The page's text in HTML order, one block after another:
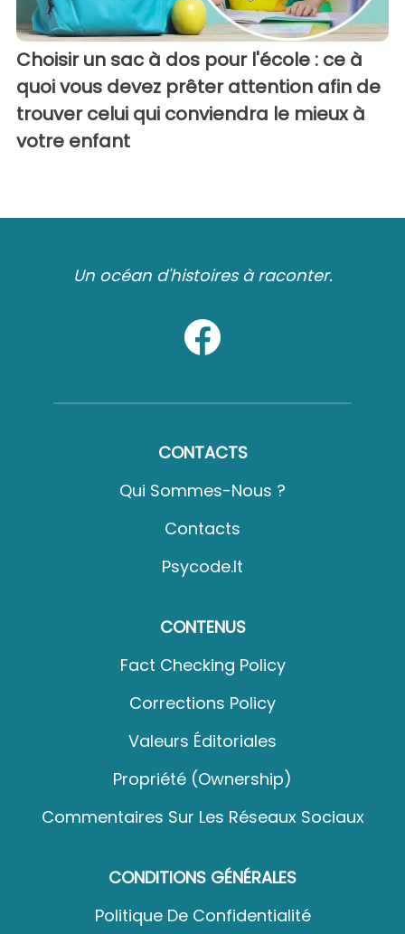
Choisir un sac à dos pour l'école : ce à
quoi vous devez prêter attention afin de
trouver celui qui conviendra le mieux à
votre enfant
Un océan d'histoires à raconter.
CONTACTS
Qui Sommes-Nous ?
Contacts
Psycode.it
CONTENUS
Fact Checking Policy
Corrections Policy
Valeurs Éditoriales
Propriété (Ownership)
Commentaires Sur Les Réseaux Sociaux
CONDITIONS GÉNÉRALES
Politique De Confidentialité